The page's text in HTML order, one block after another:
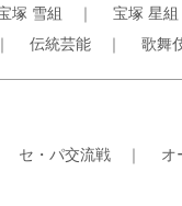
塚 雪組 ｜ 宝塚 星組
伝統芸能 ｜ 歌舞
セ・パ交流戦 ｜ オ